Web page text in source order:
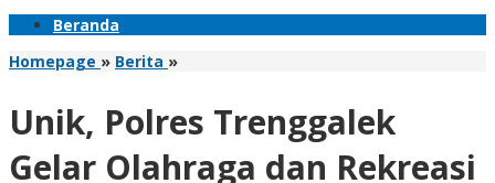
Beranda
Homepage » Berita »Unik,
Gelar
dan
Unik, Polres Trenggalek
Gelar Olahraga dan Rekreasi